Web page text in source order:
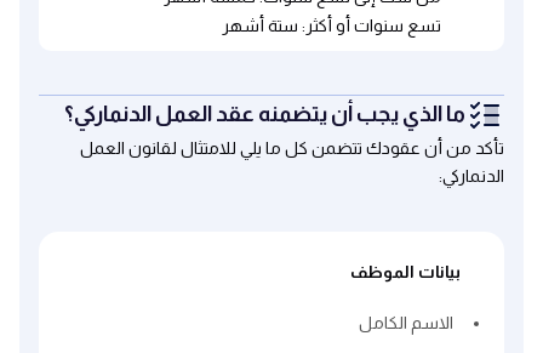
تسع سنوات أو أكثر: ستة أشهر
ما الذي يجب أن يتضمنه عقد العمل الدنماركي؟
تأكد من أن عقودك تتضمن كل ما يلي للامتثال لقانون العمل
الدنماركي:
بيانات الموظف
الاسم الكامل